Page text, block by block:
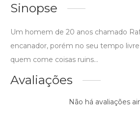
Sinopse
Um homem de 20 anos chamado
encanador, porém no seu tempo
quem come coisas ruins...
Avaliações
Não há avaliações